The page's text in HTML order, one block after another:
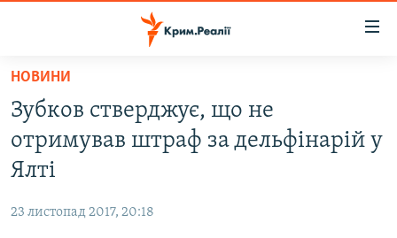
Перейти
основного
матеріалу
Перейти
до
основної
НОВИНИ
ВОДА.КРИМ
ВІДЕО ТА ФОТО
БЛОГИ
НОВИНИ
Зубков стверджує, що не
отримував штраф за дельфінарій у
Ялті
23 листопад 2017, 20:18